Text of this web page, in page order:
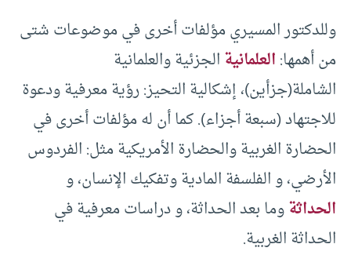
وللدكتور المسيري مؤلفات أخرى في موضوعات شتى
من أهمها:العلمانيةالجزئية والعلمانية
الشاملة(جزأين)، إشكالية التحيز: رؤية معرفية ودعوة
للاجتهاد (سبعة أجزاء). كما أن له مؤلفات أخرى في
الحضارة الغربية والحضارة الأمريكية مثل: الفردوس
الأرضي، و الفلسفة المادية وتفكيك الإنسان، و
الحداثةوما بعد الحداثة، و دراسات معرفية في
الحداثة الغربية.